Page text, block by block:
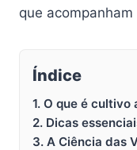
que
Índice
1. O que é
2. Dicas
3. A Ciência das